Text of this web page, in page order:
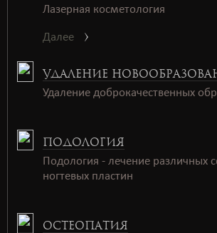
Лазерная косметология
Далее
УДАЛЕНИЕ
Удаление доброкачественных
ПОДОЛОГИЯ
Подология - лечение различных
ногтевых пластин
ОСТЕОПАТИЯ